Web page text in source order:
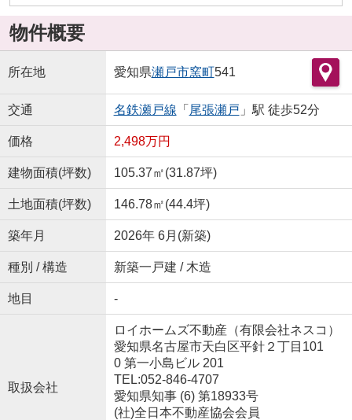
物件概要
所在地 愛知県瀬戸市窯町541
交通 名鉄瀬戸線 「 尾張瀬戸 」駅 徒歩52分
価格 2,498万円
建物面積(坪数) 105.37㎡(31.87坪)
土地面積(坪数) 146.78㎡(44.4坪)
築年月 2026年 6月(新築)
種別 / 構造 新築一戸建 / 木造
地目 -
取扱会社
ロイホームズ不動産（有限会社ネスコ）
愛知県名古屋市天白区平針２丁目101
0 第一小島ビル 201
TEL:052-846-4707
愛知県知事 (6) 第18933号
(社)全日本不動産協会会員